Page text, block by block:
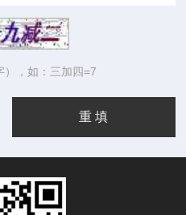
），如：三加四=7